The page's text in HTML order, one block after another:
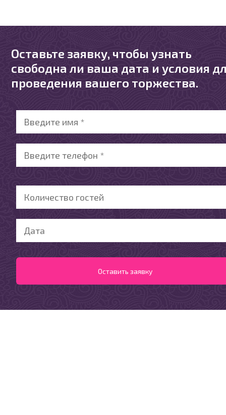
Оставьте заявку, чтобы узнать
свободна ли ваша дата и условия
проведения вашего торжества.